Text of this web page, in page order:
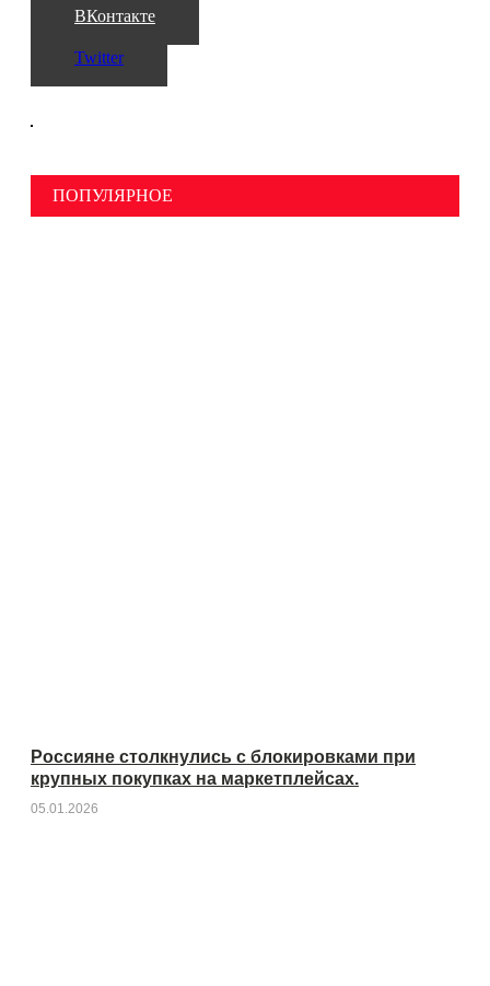
ВКонтакте
Twitter
ПОПУЛЯРНОЕ
Россияне столкнулись с блокировками при
крупных покупках на маркетплейсах.
05.01.2026